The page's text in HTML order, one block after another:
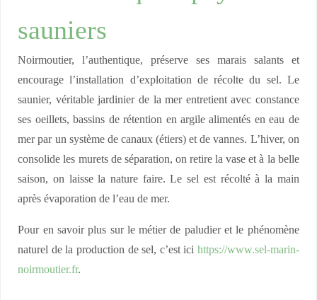
sauniers
Noirmoutier, l’authentique, préserve ses marais salants et
encourage l’installation d’exploitation de récolte du sel. Le
saunier, véritable jardinier de la mer entretient avec constance
ses oeillets, bassins de rétention en argile alimentés en eau de
mer par un système de canaux (étiers) et de vannes. L’hiver, on
consolide les murets de séparation, on retire la vase et à la belle
saison, on laisse la nature faire. Le sel est récolté à la main
après évaporation de l’eau de mer.
Pour en savoir plus sur le métier de paludier et le phénomène
naturel de la production de sel, c’est ici https://www.sel-marin-
noirmoutier.fr.